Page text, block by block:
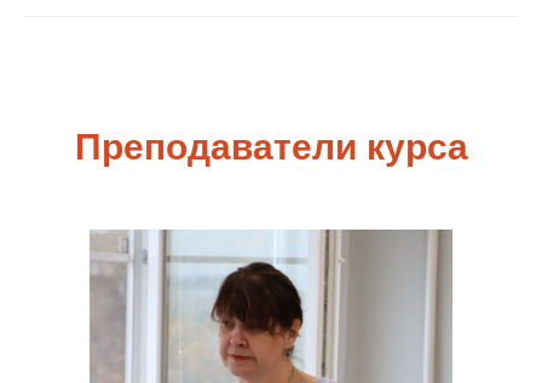
Преподаватели курса